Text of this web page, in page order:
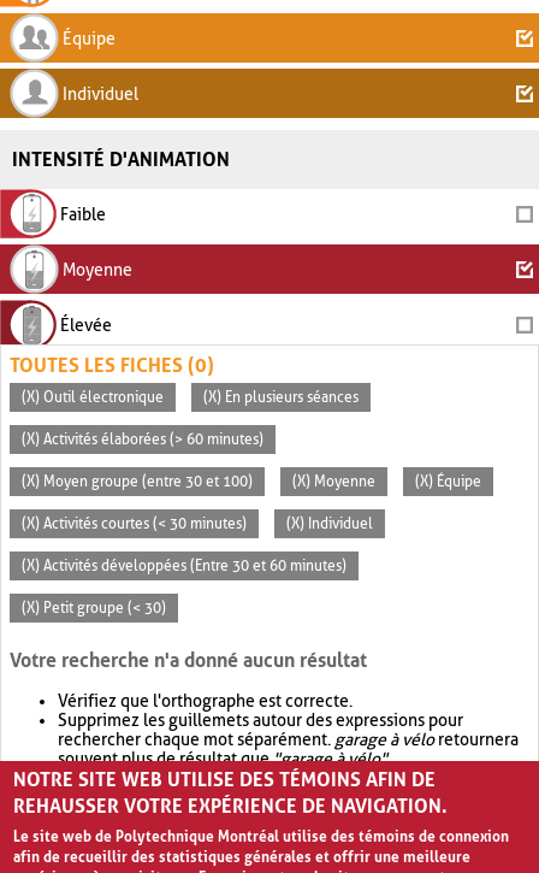
Équipe
Individuel
INTENSITÉ D'ANIMATION
Faible
Moyenne
Élevée
TOUTES LES FICHES (0)
(X) Outil électronique (X) En plusieurs séances
(X) Activités élaborées (> 60 minutes)
(X) Moyen groupe (entre 30 et 100) (X) Moyenne (X) Équipe
(X) Activités courtes (< 30 minutes) (X) Individuel
(X) Activités développées (Entre 30 et 60 minutes)
(X) Petit groupe (< 30)
Votre recherche n'a donné aucun résultat
Vérifiez que l'orthographe est correcte.
Supprimez les guillemets autour des expressions pour
rechercher chaque mot séparément. garage à véloretournera
souvent plus de résultat que"garage à vélo".
Envisagez d'élargir votre recherche avec OR.garage OR vélo
retournera souvent plus de résultat quegarage à vélo
NOTRE SITE WEB UTILISE DES TÉMOINS AFIN DE
REHAUSSER VOTRE EXPÉRIENCE DE NAVIGATION.
Le site web de Polytechnique Montréal utilise des témoins de connexion
afin de recueillir des statistiques générales et offrir une meilleure